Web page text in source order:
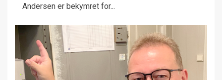
Andersen er bekymret for...